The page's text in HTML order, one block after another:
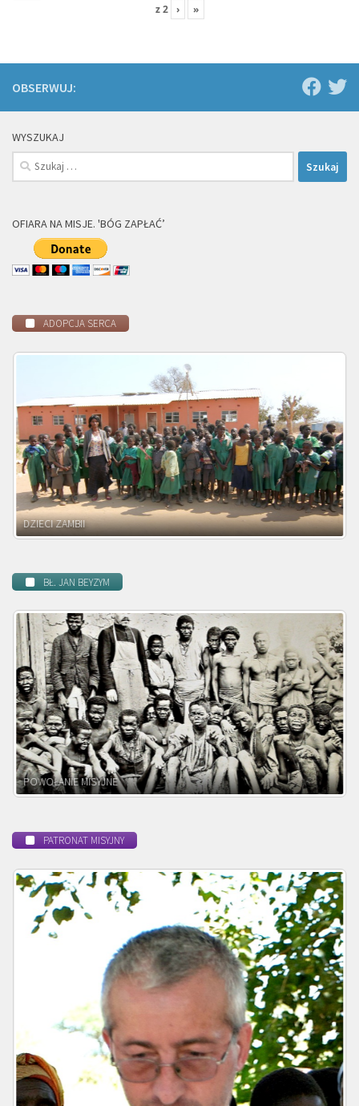
z2 › »
OBSERWUJ:
WYSZUKAJ
Szukaj:
OFIARA NA MISJE. 'BÓG ZAPŁAĆ’
ADOPCJA SERCA
DZIECI ZAMBII
BŁ. JAN BEYZYM
POWOŁANIE MISYJNE
PATRONAT MISYJNY